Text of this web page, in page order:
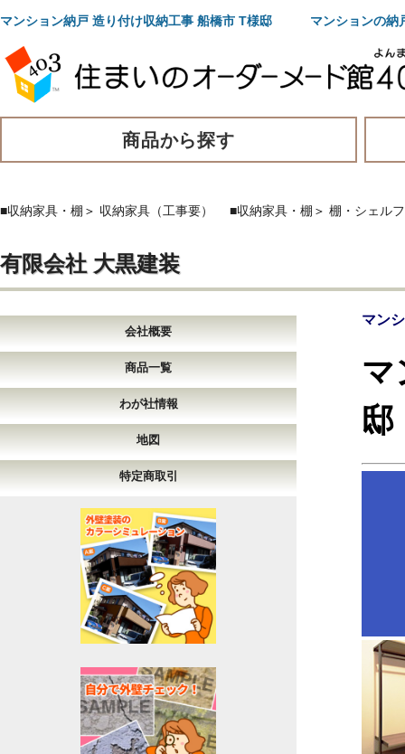
マンション納戸 造り付け収納工事 船橋市 T様邸 マンションの納
商品から探す
■収納家具・棚 ＞ 収納家具（工事要） ■収納家具・棚 ＞ 棚・シェルフ
有限会社 大黒建装
会社概要
商品一覧
わが社情報
地図
特定商取引
マン
マ